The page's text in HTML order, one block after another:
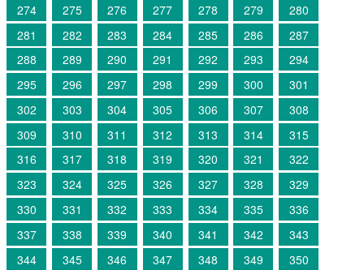
274
275 276 277 278 279
280
281
282 283 284 285 286
287
288
289 290 291 292 293
294
295
296 297 298 299 300
301
302
303 304 305 306 307
308
309
310 311 312 313 314
315
316
317 318 319 320 321
322
323
324 325 326 327 328
329
330
331 332 333 334 335
336
337
338 339 340 341 342
343
344
345 346 347 348 349
350